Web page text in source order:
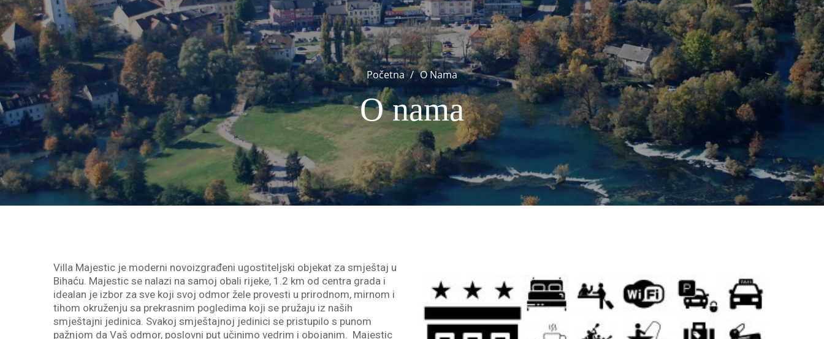
Početna O Nama
O nama
Villa Majestic je moderni novoizgrađeni ugostiteljski objekat za smještaj u
Bihaću. Majestic se nalazi na samoj obali rijeke, 1.2 km od centra grada i
idealan je izbor za sve koji svoj odmor žele provesti u prirodnom, mirnom i
tihom okruženju sa prekrasnim pogledima koji se pružaju iz naših
smještajni jedinica. Svakoj smještajnoj jedinici se pristupilo s punom
pažnjom da Vaš odmor, poslovni put učinimo vedrim i obojanim. Majestic